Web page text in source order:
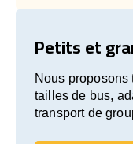
Petits et
Nous proposons
tailles de bus,
transport de